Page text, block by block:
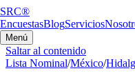
SRC®
EncuestasBlogServicios
Menú
Saltar al contenido
Lista Nominal/México/